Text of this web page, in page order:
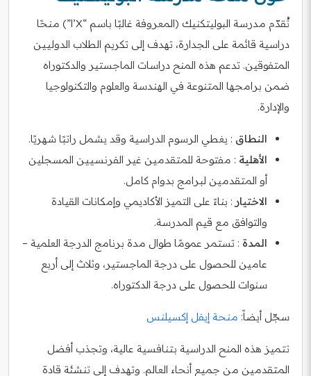
تُقدّم مدرسة البوليتكنيك (المعروفة غالبًا باسم “l’X”) منحًا
دراسية قائمة على الجدارة، تهدف إلى تكريم الطلاب الدوليين
المتفوقين. تدعم هذه المنح دراسات الماجستير والدكتوراه
ضمن برامجها المتنوعة في الهندسة والعلوم والتكنولوجيا
والإدارة.
النطاق : يغطي الرسوم الدراسية وقد يشمل راتبًا شهريًا.
الأهلية : مفتوحة للمتقدمين غير الفرنسيين المسجلين
أو المتقدمين لبرامج بدوام كامل.
الاختيار : بناءً على التميز الأكاديمي وإمكانات القيادة
والتوافق مع قيم المدرسة.
المدة : تستمر عمومًا طوال مدة برنامج الدرجة العلمية –
عامين للحصول على درجة الماجستير، وثلاث إلى أربع
سنوات للحصول على درجة الدكتوراه.
سجّل أيضاً: منحة إيفل إكسيلنس
تتميز هذه المنح الدراسية بتنافسية عالية، وتجذب أفضل
المتقدمين من جميع أنحاء العالم. وتهدف إلى تنشئة قادة